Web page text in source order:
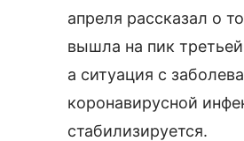
апреля рассказал о
вышла на пик
а ситуация с
коронавирусной
стабилизируется.